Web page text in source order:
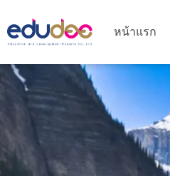
หน้าแรก